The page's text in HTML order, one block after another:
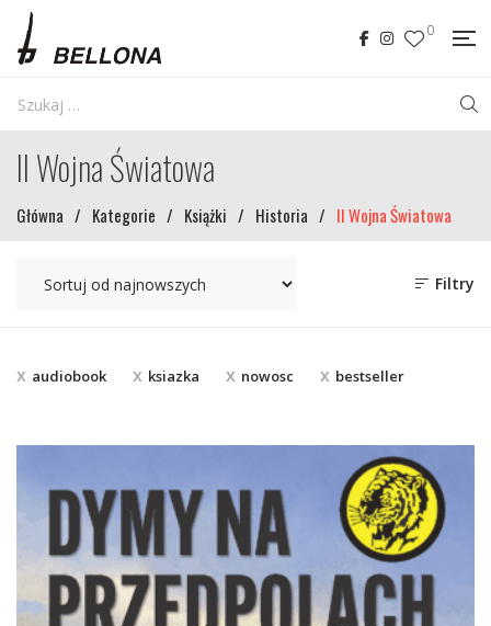
0
II Wojna Światowa
Główna / Kategorie / Książki / Historia / II Wojna Światowa
Filtry
audiobook ksiazka nowosc bestseller